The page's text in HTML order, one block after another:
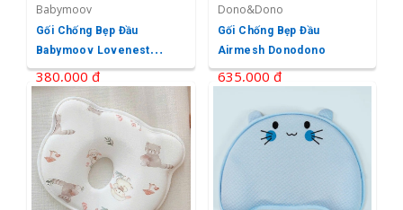
Babymoov
Gối Chống Bẹp Đầu
Babymoov Lovenest
Original
380,000 ₫
Dono&Dono
Gối Chống Bẹp Đầu
Airmesh Donodono
635,000 ₫